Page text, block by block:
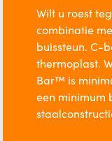
Wilt u roest
combinatie
buissteun. C-
thermoplast.
Bar™ is
een minimum